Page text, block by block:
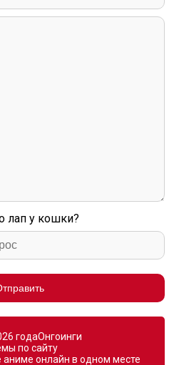
лап у кошки?
годаОнгоинги
по сайту
онлайн в одном месте